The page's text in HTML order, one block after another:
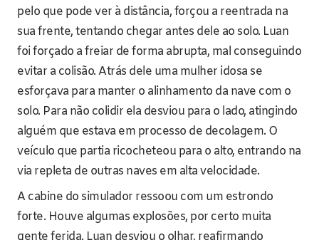
pelo que pode ver à distância, forçou a reentrada na
sua frente, tentando chegar antes dele ao solo. Luan
foi forçado a freiar de forma abrupta, mal conseguindo
evitar a colisão. Atrás dele uma mulher idosa se
esforçava para manter o alinhamento da nave com o
solo. Para não colidir ela desviou para o lado, atingindo
alguém que estava em processo de decolagem. O
veículo que partia ricocheteou para o alto, entrando na
via repleta de outras naves em alta velocidade.
A cabine do simulador ressoou com um estrondo
forte. Houve algumas explosões, por certo muita
gente ferida. Luan desviou o olhar, reafirmando